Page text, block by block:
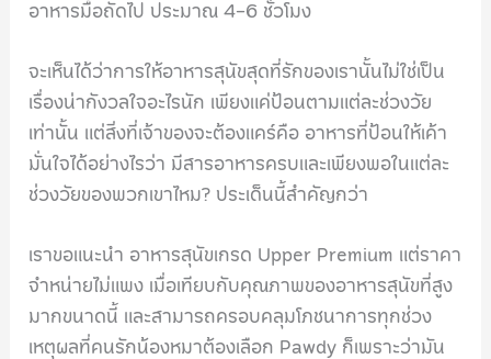
อาหารมื้อถัดไป ประมาณ 4-6 ชั่วโมง
จะเห็นได้ว่าการให้อาหารสุนัขสุดที่รักของเรานั้นไม่ใช่เป็น
เรื่องน่ากังวลใจอะไรนัก เพียงแค่ป้อนตามแต่ละช่วงวัย
เท่านั้น แต่สิ่งที่เจ้าของจะต้องแคร์คือ อาหารที่ป้อนให้เค้า
มั่นใจได้อย่างไรว่า มีสารอาหารครบและเพียงพอในแต่ละ
ช่วงวัยของพวกเขาไหม? ประเด็นนี้สำคัญกว่า
เราขอแนะนำ อาหารสุนัขเกรด Upper Premium แต่ราคา
จำหน่ายไม่แพง เมื่อเทียบกับคุณภาพของอาหารสุนัขที่สูง
มากขนาดนี้ และสามารถครอบคลุมโภชนาการทุกช่วง
เหตุผลที่คนรักน้องหมาต้องเลือก Pawdy ก็เพราะว่ามัน